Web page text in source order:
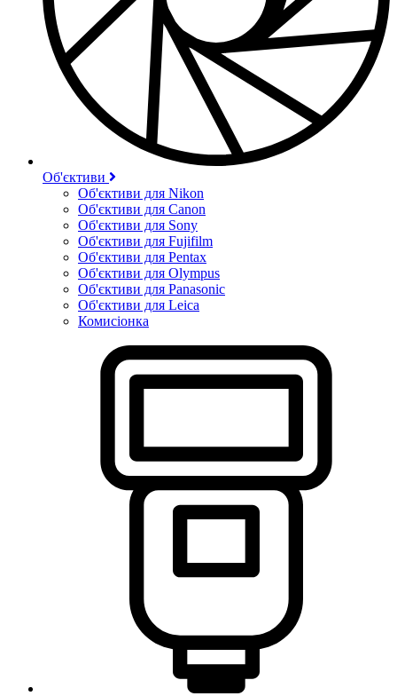
Об'єктиви
Об'єктиви для Nikon
Об'єктиви для Canon
Об'єктиви для Sony
Об'єктиви для Fujifilm
Об'єктиви для Pentax
Об'єктиви для Olympus
Об'єктиви для Panasonic
Об'єктиви для Leica
Комисіонка